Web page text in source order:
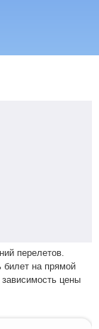
билет на прямой
цены